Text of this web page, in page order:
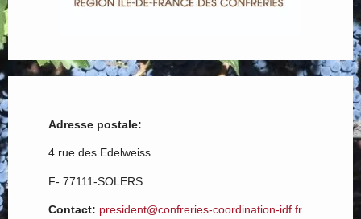
Adresse postale:
4 rue des Edelweiss
F- 77111-SOLERS
Contact: president@confreries-coordination-idf.fr